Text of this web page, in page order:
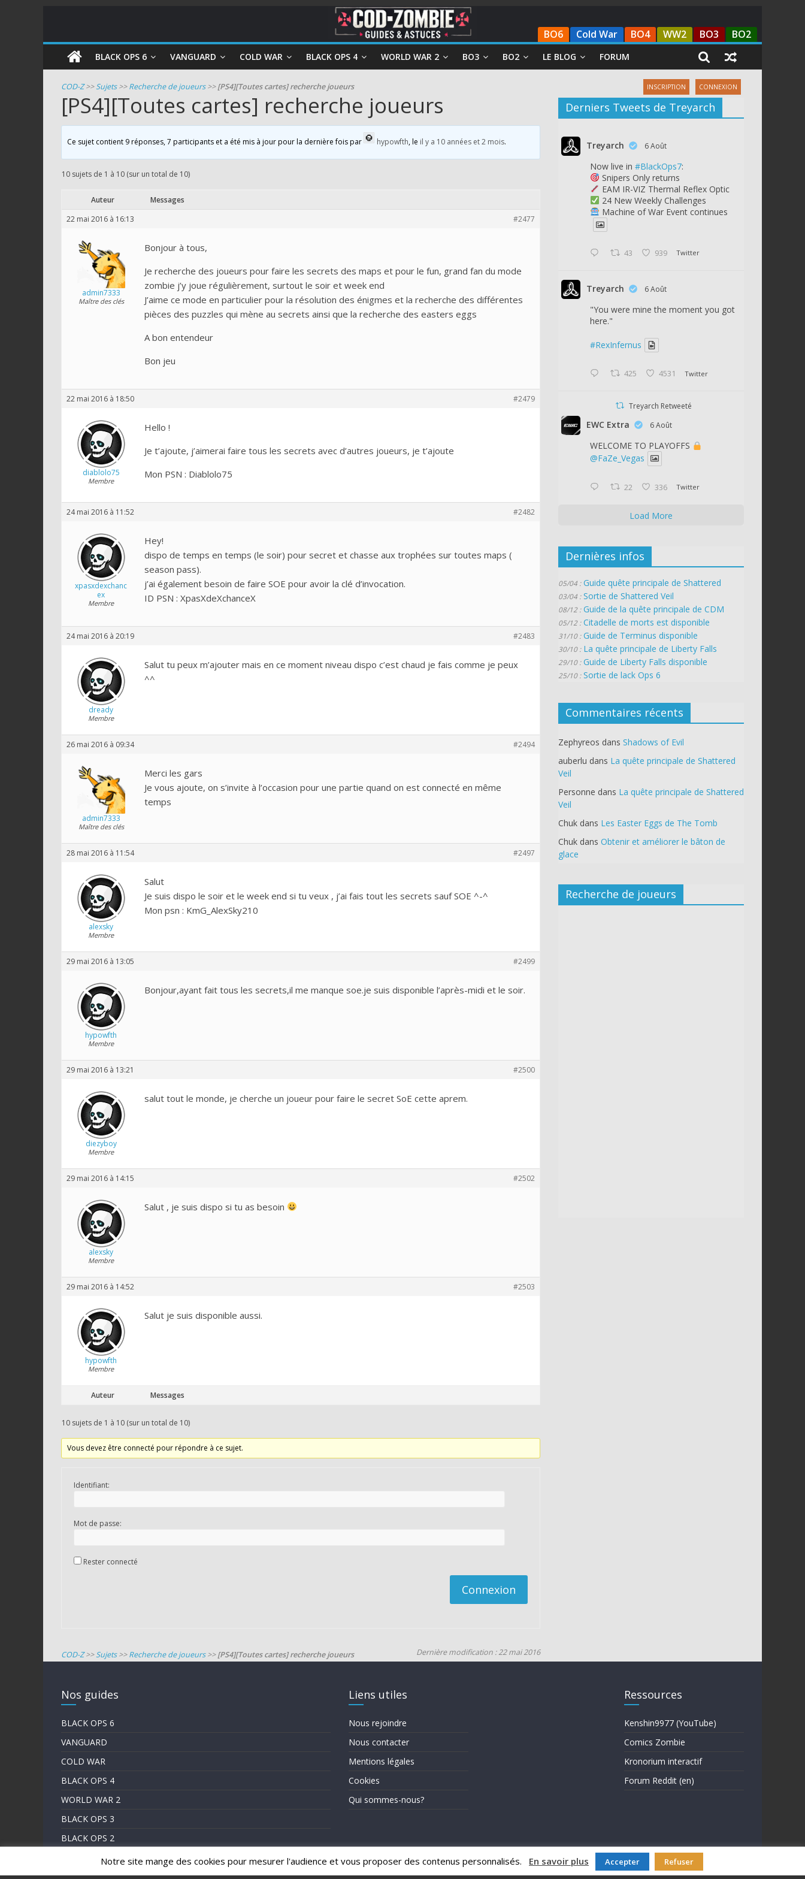
Notre site mange des cookies pour mesurer l'audience et vous proposer des contenus personnalisés. En savoir plus Accepter Refuser
COD
Zombie
Guides
et
astuces
le
mode
zombie
Call
Duty
BO6 Cold War BO4 WW2 BO3 BO2
BLACK OPS 6 VANGUARD COLD WAR BLACK OPS 4 WORLD WAR 2 BO3 BO2 LE BLOG FORUM
INSCRIPTION CONNEXION
COD-Z>>Sujets>>Recherche de joueurs>>[PS4][Toutes cartes] recherche joueurs
[PS4][Toutes cartes] recherche joueurs
Ce sujet contient 9 réponses, 7 participants et a été mis à jour pour la dernière fois par hypowfth, le il y a 10 années et 2 mois.
10 sujets de 1 à 10 (sur un total de 10)
Auteur
Messages
22 mai 2016 à 16:13
#2477
admin7333
Maître des clés
Bonjour à tous,
Je recherche des joueurs pour faire les secrets des maps et pour le fun, grand fan du mode
zombie j’y joue régulièrement, surtout le soir et week end
J’aime ce mode en particulier pour la résolution des énigmes et la recherche des différentes
pièces des puzzles qui mène au secrets ainsi que la recherche des easters eggs
A bon entendeur
Bon jeu
22 mai 2016 à 18:50 #2479
diablolo75
Membre
Hello !
Je t’ajoute, j’aimerai faire tous les secrets avec d’autres joueurs, je t’ajoute
Mon PSN : Diablolo75
24 mai 2016 à 11:52 #2482
xpasxdexchanc
ex
Membre
Hey!
dispo de temps en temps (le soir) pour secret et chasse aux trophées sur toutes maps (
season pass).
j’ai également besoin de faire SOE pour avoir la clé d’invocation.
ID PSN : XpasXdeXchanceX
24 mai 2016 à 20:19 #2483
dready
Membre
Salut tu peux m’ajouter mais en ce moment niveau dispo c’est chaud je fais comme je peux
^^
26 mai 2016 à 09:34 #2494
admin7333
Maître des clés
Merci les gars
Je vous ajoute, on s’invite à l’occasion pour une partie quand on est connecté en même
temps
28 mai 2016 à 11:54 #2497
alexsky
Membre
Salut
Je suis dispo le soir et le week end si tu veux , j’ai fais tout les secrets sauf SOE ^-^
Mon psn : KmG_AlexSky210
29 mai 2016 à 13:05 #2499
hypowfth
Membre
Bonjour,ayant fait tous les secrets,il me manque soe.je suis disponible l’après-midi et le soir.
29 mai 2016 à 13:21 #2500
diezyboy
Membre
salut tout le monde, je cherche un joueur pour faire le secret SoE cette aprem.
29 mai 2016 à 14:15 #2502
alexsky
Membre
Salut , je suis dispo si tu as besoin
29 mai 2016 à 14:52 #2503
hypowfth
Membre
Salut je suis disponible aussi.
Auteur Messages
10 sujets de 1 à 10 (sur un total de 10)
Vous devez être connecté pour répondre à ce sujet.
Identifiant:
Mot de passe:
Rester connecté
Connexion
Dernière modification : 22 mai 2016
COD-Z>>Sujets>>Recherche de joueurs>>[PS4][Toutes cartes] recherche joueurs
Derniers Tweets de Treyarch
Treyarch 6 Août
Now live in #BlackOps7:
Snipers Only returns
EAM IR-VIZ Thermal Reflex Optic
24 New Weekly Challenges
Machine of War Event continues
43 939 Twitter
Treyarch 6 Août
"You were mine the moment you got
here."
#RexInfernus
425 4531 Twitter
Treyarch Retweeté
EWC Extra 6 Août
WELCOME TO PLAYOFFS
@FaZe_Vegas
22 336 Twitter
Load More
Dernières infos
05/04 : Guide quête principale de Shattered
03/04 : Sortie de Shattered Veil
08/12 : Guide de la quête principale de CDM
05/12 : Citadelle de morts est disponible
31/10 : Guide de Terminus disponible
30/10 : La quête principale de Liberty Falls
29/10 : Guide de Liberty Falls disponible
25/10 : Sortie de lack Ops 6
Commentaires récents
Zephyreos dans Shadows of Evil
auberlu dans La quête principale de Shattered
Veil
Personne dans La quête principale de Shattered
Veil
Chuk dans Les Easter Eggs de The Tomb
Chuk dans Obtenir et améliorer le bâton de
glace
Recherche de joueurs
Nos guides
BLACK OPS 6
VANGUARD
COLD WAR
BLACK OPS 4
WORLD WAR 2
BLACK OPS 3
BLACK OPS 2
Liens utiles
Nous rejoindre
Nous contacter
Mentions légales
Cookies
Qui sommes-nous?
Ressources
Kenshin9977 (YouTube)
Comics Zombie
Kronorium interactif
Forum Reddit (en)